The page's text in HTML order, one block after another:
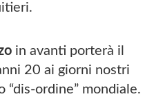
in avanti porterà il
20 ai giorni nostri
“dis-ordine” mondiale.